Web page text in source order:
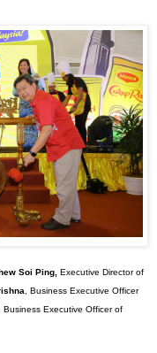
Soi Ping, Executive Director of
, Business Executive Officer
, Business Executive Officer of